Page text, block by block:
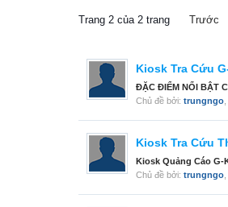
Trang 2 của 2 trang Trước
Kiosk Tra Cứu
ĐẶC ĐIỂM NỔI BẬT
Chủ đề bởi: trungngo
Kiosk Tra Cứu
Kiosk Quảng Cáo
Chủ đề bởi: trungngo